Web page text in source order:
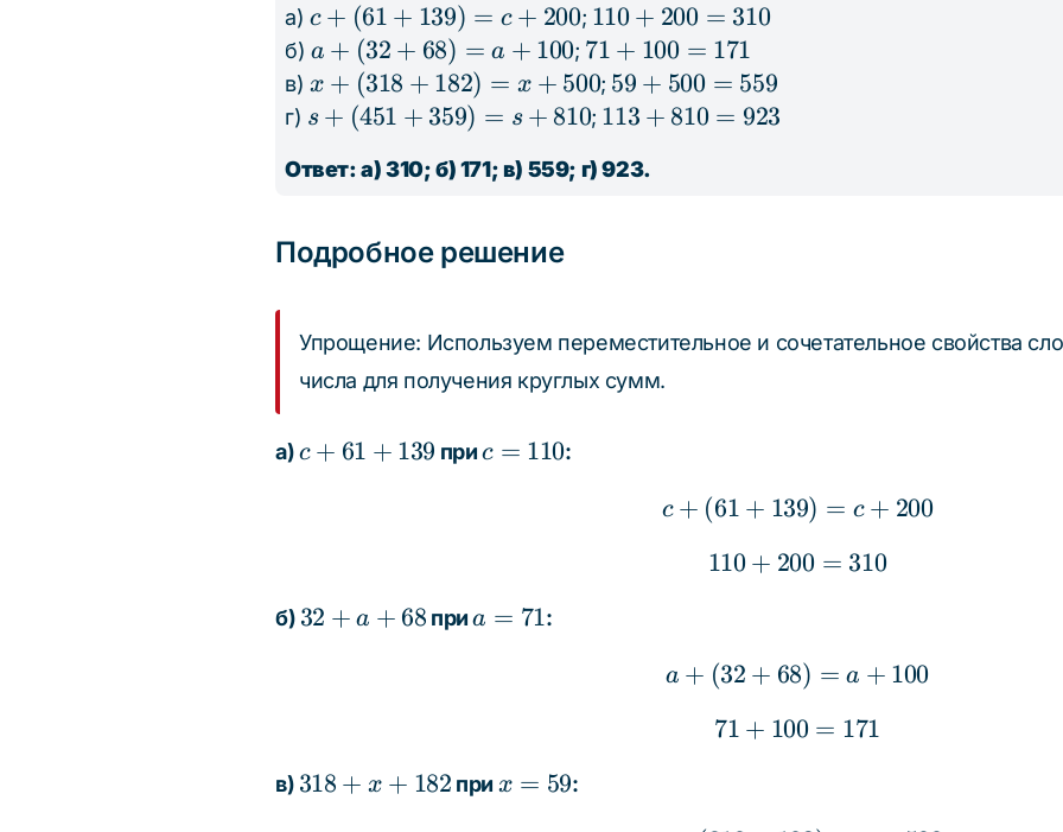
а) c +
(61
+
139)
+
c + (61 + 139) = c + 200; 110
+
200
=
110 + 200 = 310
б) a
+
(32
68)
+
a + (32 + 68) = a + 100; 71
+
100
171
71 + 100 = 171
в) x +
(318
182)
500
x + (318 + 182) = x + 500; 59
+
=
59 + 500 = 559
г) s +
+
= s
+
s + (451 + 359) = s + 810; 113
810
113 + 810 = 923
Ответ: а) 310; б) 171; в) 559; г) 923.
Подробное решение
Упрощение: Используем переместительное и сочетательное свойства
числа для получения круглых сумм.
а)c +
c + 61 + 139 приc =
c = 110:
c + (61 + 139) = c +
c + (61 + 139) = c + 200
110 + 200 = 310
110 + 200 = 310
б) 32
32 + a + 68 приa
a = 71:
a + (32 + 68) = a + 100
a + (32 + 68) = a + 100
71 + 100 = 171
71 + 100 = 171
в) 318
318 + x + 182 при x
x = 59: